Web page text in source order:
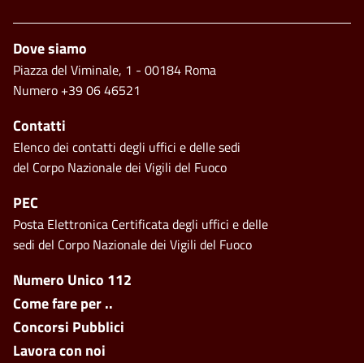
Footer side menu
Numero Unico 112
Come fare per ..
Concorsi Pubblici
Lavora con noi
Footer
Dove siamo
Piazza del Viminale, 1 - 00184 Roma
Numero +39 06 46521
Contatti
Elenco dei contatti degli uffici e delle sedi
del Corpo Nazionale dei Vigili del Fuoco
PEC
Posta Elettronica Certificata degli uffici e delle
sedi del Corpo Nazionale dei Vigili del Fuoco